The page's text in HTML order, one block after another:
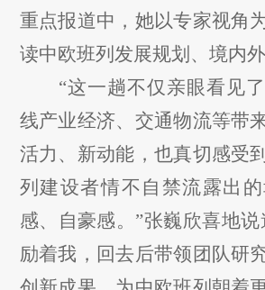
重点报道中，她以专家视角
读中欧班列发展规划、境内外
“这一趟不仅亲眼看见
线产业经济、交通物流等带
活力、新动能，也真切感受
列建设者情不自禁流露出
感、自豪感。”张巍欣喜地
励着我，回去后带领团队研